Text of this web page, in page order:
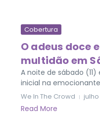
Cobertura
O adeus doce
multidão em
A noite de sábado
inicial na
We In The Crowd julho
Read More